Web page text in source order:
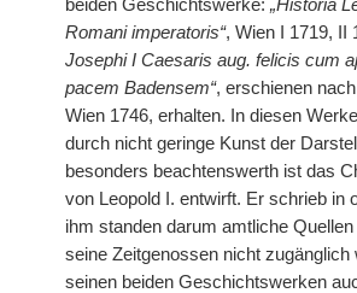
beiden Geschichtswerke: „Historia
Romani imperatoris“, Wien I 1719, II
Josephi I Caesaris aug. felicis cum
pacem Badensem“, erschienen nach
Wien 1746, erhalten. In diesen
durch nicht geringe Kunst der
besonders beachtenswerth ist das
von Leopold I. entwirft. Er schrieb in
ihm standen darum amtliche
seine Zeitgenossen nicht zugänglich
seinen beiden Geschichtswerken